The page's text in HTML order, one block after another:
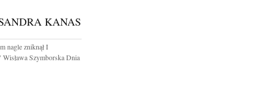
KANAS
nagle zniknął I
Szymborska Dnia